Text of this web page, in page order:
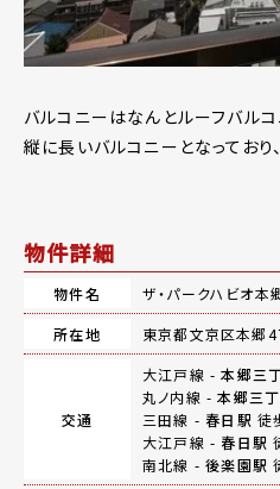
バルコニーはなんとルーフバルコ
縦に長いバルコニーとなってお
物件詳細
物件名
ザ・パークハビオ
所在地
東京都文京区本郷
交通
大江戸線 -本郷三
丸ノ内線 -本郷三
三田線 - 春日駅 徒
大江戸線 - 春日駅
南北線 -後楽園駅